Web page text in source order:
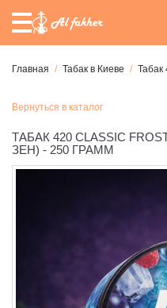
Главная Табак в Киеве Табак
Вернуться в каталог
ТАБАК 420 CLASSIC
ЗЕН) - 250 ГРАММ